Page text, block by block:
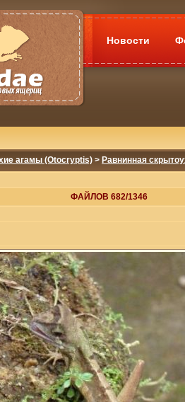
Новости
агамы (Otocryptis) > Равнинная
ФАЙЛОВ 682/1346